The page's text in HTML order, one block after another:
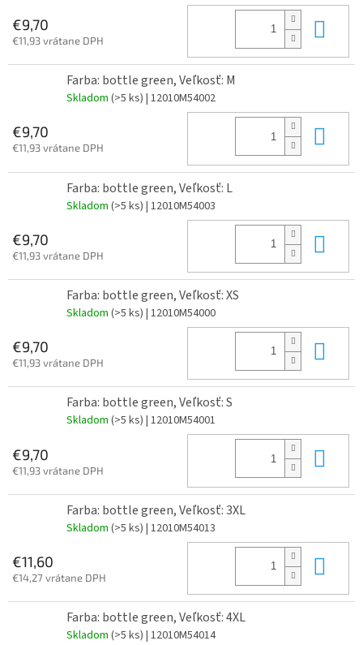
€9,70
€11,93 vrátane DPH
Farba: bottle green, Veľkosť: M
Skladom (>5 ks) | 12010M54002
€9,70
€11,93 vrátane DPH
Farba: bottle green, Veľkosť: L
Skladom (>5 ks) | 12010M54003
€9,70
€11,93 vrátane DPH
Farba: bottle green, Veľkosť: XS
Skladom (>5 ks) | 12010M54000
€9,70
€11,93 vrátane DPH
Farba: bottle green, Veľkosť: S
Skladom (>5 ks) | 12010M54001
€9,70
€11,93 vrátane DPH
Farba: bottle green, Veľkosť: 3XL
Skladom (>5 ks) | 12010M54013
€11,60
€14,27 vrátane DPH
Farba: bottle green, Veľkosť: 4XL
Skladom (>5 ks) | 12010M54014